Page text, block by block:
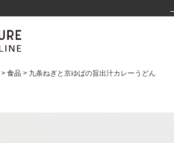
食品 九条ねぎと京ゆばの旨出汁カレーうどん